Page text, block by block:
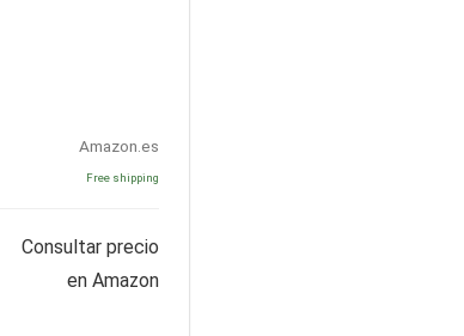
Amazon.es
Free shipping
Consultar precio
en Amazon